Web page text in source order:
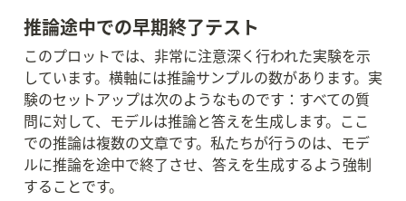
推論途中での早期終了テスト
このプロットでは、非常に注意深く行われた実験を示
しています。横軸には推論サンプルの数があります。実
験のセットアップは次のようなものです：すべての質
問に対して、モデルは推論と答えを生成します。ここ
での推論は複数の文章です。私たちが行うのは、モデ
ルに推論を途中で終了させ、答えを生成するよう強制
することです。